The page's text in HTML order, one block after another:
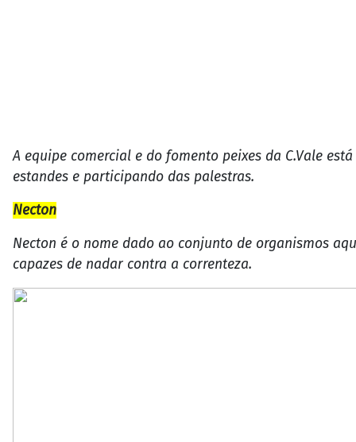
A equipe comercial e do fomento peixes da C.Vale
estandes e participando das palestras.
Necton
Necton é o nome dado ao conjunto de organismos
capazes de nadar contra a correnteza.